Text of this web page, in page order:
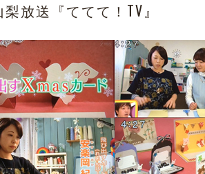
梨放送『ててて！TV』